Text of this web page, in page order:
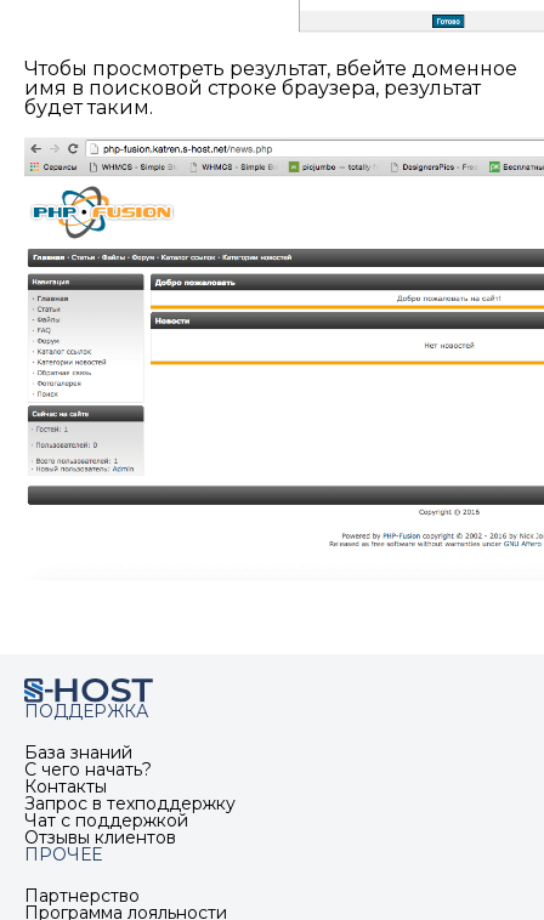
Чтобы просмотреть результат, вбейте доменное
имя в поисковой строке браузера, результат
будет таким.
ПОДДЕРЖКА
База знаний
С чего начать?
Контакты
Запрос в техподдержку
Чат с поддержкой
Отзывы клиентов
ПРОЧЕЕ
Партнерство
Программа лояльности